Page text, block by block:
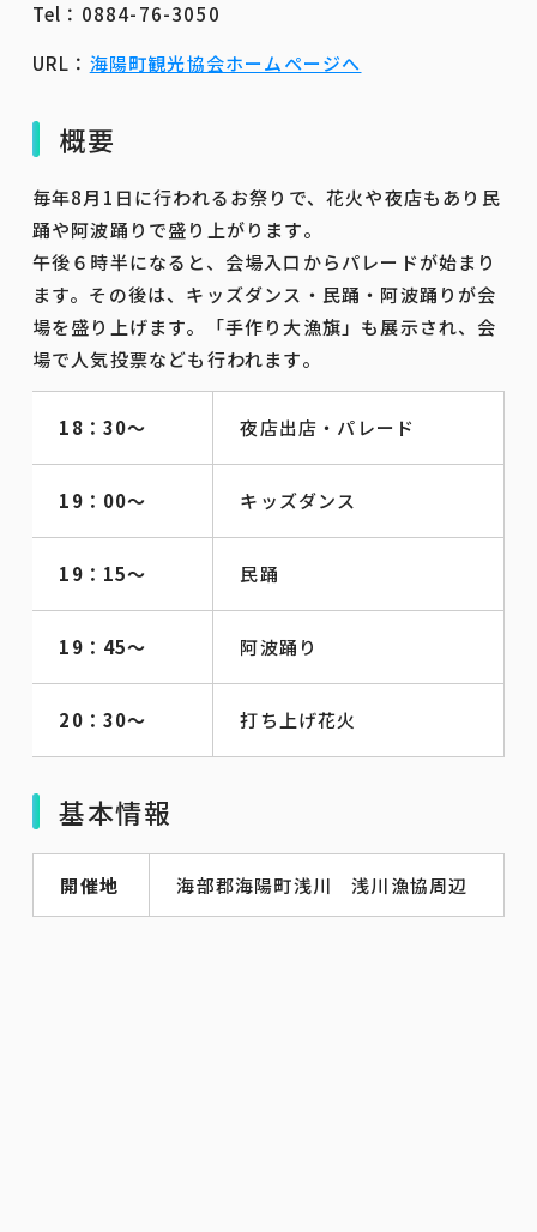
Tel：0884-76-3050
URL： 海陽町観光協会ホームページへ
概要
毎年8月1日に行われるお祭りで、花火や夜店もあり民
踊や阿波踊りで盛り上がります。
午後６時半になると、会場入口からパレードが始まり
ます。その後は、キッズダンス・民踊・阿波踊りが会
場を盛り上げます。「手作り大漁旗」も展示され、会
場で人気投票なども行われます。
18：30～ 夜店出店・パレード
19：00～ キッズダンス
19：15～ 民踊
19：45～ 阿波踊り
20：30～ 打ち上げ花火
基本情報
開催地 海部郡海陽町浅川 浅川漁協周辺